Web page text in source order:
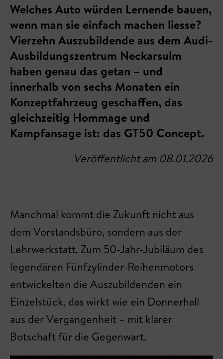
Welches Auto würden Lernende bauen,
wenn man sie einfach machen liesse?
Vierzehn Auszubildende aus dem Audi-
Ausbildungszentrum Neckarsulm
haben genau das getan – und
innerhalb von sechs Monaten ein
Konzeptfahrzeug geschaffen, das
gleichzeitig Hommage und
Kampfansage ist: das GT50 Concept.
Veröffentlicht am 08.01.2026
Manchmal kommt die Zukunft nicht aus
dem Vorstandsbüro, sondern aus der
Lehrwerkstatt. Zum 50-Jahr-Jubiläum des
legendären Fünfzylinder-Reihenmotors
entwickelten die Auszubildenden ein
Einzelstück, das wirkt wie ein Donnerhall
aus der Vergangenheit – mit klarer
Botschaft für die Gegenwart.